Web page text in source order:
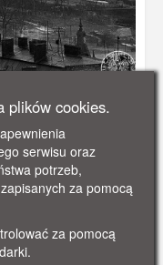
2019-11-24 13:21
4313
r. na terenie
zdjęciu widoczne
W głębi budynek
w zbiorach IPN,
plików cookies.
serwisu oraz
potrzeb,
za pomocą
za pomocą